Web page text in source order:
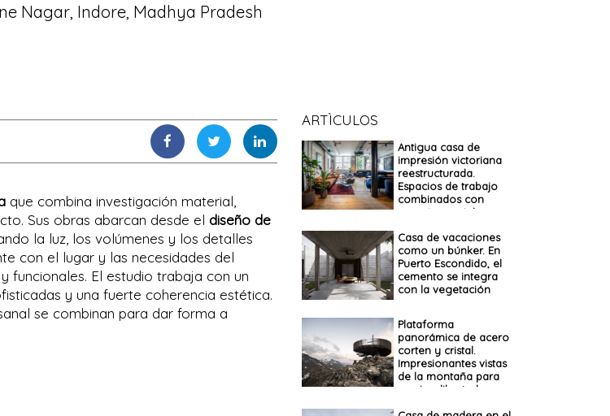
Nagar, Indore, Madhya Pradesh
que combina investigación material,
Sus obras abarcan desde el diseño de
la luz, los volúmenes y los detalles
con el lugar y las necesidades del
funcionales. El estudio trabaja con un
y una fuerte coherencia estética.
se combinan para dar forma a
ARTÌCULOS
Antigua casa de
impresión victoriana
reestructurada.
Espacios de trabajo
combinados con
espacios sociales
Casa de vacaciones
como un búnker. En
Puerto Escondido, el
cemento se integra
con la vegetación
Plataforma
panorámica de acero
corten y cristal.
Impresionantes vistas
de la montaña para
respirar libertad